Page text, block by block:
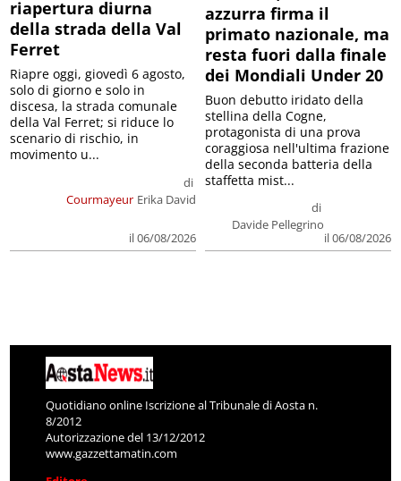
riapertura diurna
della strada della Val
Ferret
Courmayeur
di
Erika David
il 06/08/2026
Riapre oggi, giovedì 6 agosto,
solo di giorno e solo in
discesa, la strada comunale
della Val Ferret; si riduce lo
scenario di rischio, in
movimento u...
azzurra firma il
primato nazionale, ma
resta fuori dalla finale
dei Mondiali Under 20
di
Davide Pellegrino
il 06/08/2026
Buon debutto iridato della
stellina della Cogne,
protagonista di una prova
coraggiosa nell'ultima frazione
della seconda batteria della
staffetta mist...
Quotidiano online Iscrizione al Tribunale di Aosta n.
8/2012
Autorizzazione del 13/12/2012
www.gazzettamatin.com